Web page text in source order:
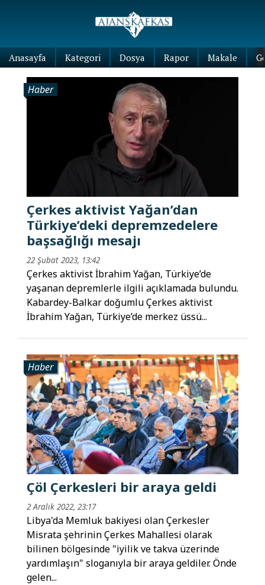
Anasayfa Kategori Dosya Rapor Makale
Haber
Çerkes aktivist Yağan’dan
Türkiye’deki depremzedelere
başsağlığı mesajı
22 Şubat 2023, 13:42
Çerkes aktivist İbrahim Yağan, Türkiye’de
yaşanan depremlerle ilgili açıklamada bulundu.
Kabardey-Balkar doğumlu Çerkes aktivist
İbrahim Yağan, Türkiye’de merkez üssü...
Haber
Çöl Çerkesleri bir araya geldi
2 Aralık 2022, 23:17
Libya'da Memluk bakiyesi olan Çerkesler
Misrata şehrinin Çerkes Mahallesi olarak
bilinen bölgesinde "iyilik ve takva üzerinde
yardımlaşın" sloganıyla bir araya geldiler. Önde
gelen...